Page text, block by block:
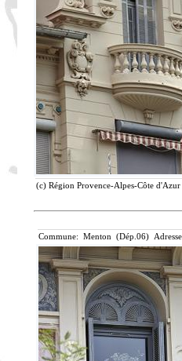
(c) Région Provence-Alpes-Côte
Commune: Menton (Dép.06)